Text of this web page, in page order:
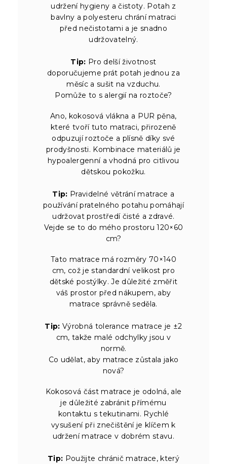
udržení hygieny a čistoty. Potah z
bavlny a polyesteru chrání matraci
před nečistotami a je snadno
udržovatelný.
Tip: Pro delší životnost
doporučujeme prát potah jednou za
měsíc a sušit na vzduchu.
Pomůže to s alergií na roztoče?
Ano, kokosová vlákna a PUR pěna,
které tvoří tuto matraci, přirozeně
odpuzují roztoče a plísně díky své
prodyšnosti. Kombinace materiálů je
hypoalergenní a vhodná pro citlivou
dětskou pokožku.
Tip: Pravidelné větrání matrace a
používání pratelného potahu pomáhají
udržovat prostředí čisté a zdravé.
Vejde se to do mého prostoru 120×60
cm?
Tato matrace má rozměry 70×140
cm, což je standardní velikost pro
dětské postýlky. Je důležité změřit
váš prostor před nákupem, aby
matrace správně seděla.
Tip: Výrobná tolerance matrace je ±2
cm, takže malé odchylky jsou v
normě.
Co udělat, aby matrace zůstala jako
nová?
Kokosová část matrace je odolná, ale
je důležité zabránit přímému
kontaktu s tekutinami. Rychlé
vysušení při znečištění je klíčem k
udržení matrace v dobrém stavu.
Tip: Použijte chránič matrace, který